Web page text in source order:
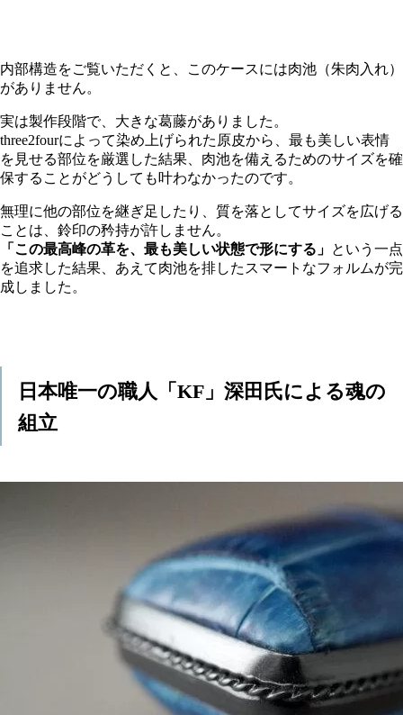
内部構造をご覧いただくと、このケースには肉池（朱肉入れ）
がありません。
実は製作段階で、大きな葛藤がありました。
three2fourによって染め上げられた原皮から、最も美しい表情
を見せる部位を厳選した結果、肉池を備えるためのサイズを確
保することがどうしても叶わなかったのです。
無理に他の部位を継ぎ足したり、質を落としてサイズを広げる
ことは、鈴印の矜持が許しません。
「この最高峰の革を、最も美しい状態で形にする」 という一点
を追求した結果、あえて肉池を排したスマートなフォルムが完
成しました。
日本唯一の職人「KF」深田氏による魂の
組立